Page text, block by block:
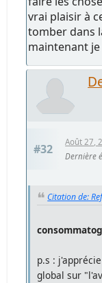
vrai plaisir à
tomber dans
maintenant
#32
Août 27,
Dernière
Citation de:
p.s :
global sur